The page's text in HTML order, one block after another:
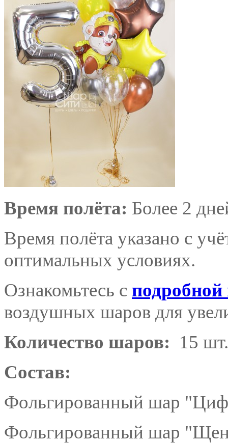
Время полёта: Более 2
Время полёта указано с
оптимальных условиях.
Ознакомьтесь с
воздушных шаров для
Количество шаров: 15 шт.
Состав:
Фольгированный шар
Фольгированный шар